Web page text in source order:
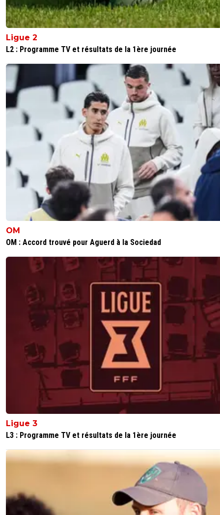
Ligue 2
L2 : Programme TV et résultats de la 1ère journée
OM
OM : Accord trouvé pour Aguerd à la Sociedad
Ligue 3
L3 : Programme TV et résultats de la 1ère journée